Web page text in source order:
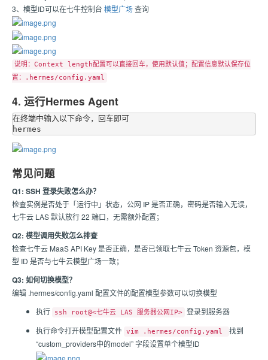
3、模型ID可以在七牛控制台 模型广场查询
说明：Context length配置可以直接回车，使用默认值；配置信息默认保存位
置：.hermes/config.yaml
4. 运行Hermes Agent
在终端中输入以下命令，回车即可
常见问题
Q1: SSH 登录失败怎么办？
检查实例是否处于「运行中」状态，公网 IP 是否正确，密码是否输入无误，
七牛云 LAS 默认放行 22 端口，无需额外配置；
Q2: 模型调用失败怎么排查
检查七牛云 MaaS API Key 是否正确，是否已领取七牛云 Token 资源包，模
型 ID 是否与七牛云模型广场一致；
Q3: 如何切换模型？
编辑 .hermes/config.yaml 配置文件的配置模型参数可以切换模型
执行
ssh root@<七牛云 LAS 服务器公网IP> 登录到服务器
执行命令打开模型配置文件 vim .hermes/config.yaml
找到
“custom_providers中的model” 字段设置单个模型ID